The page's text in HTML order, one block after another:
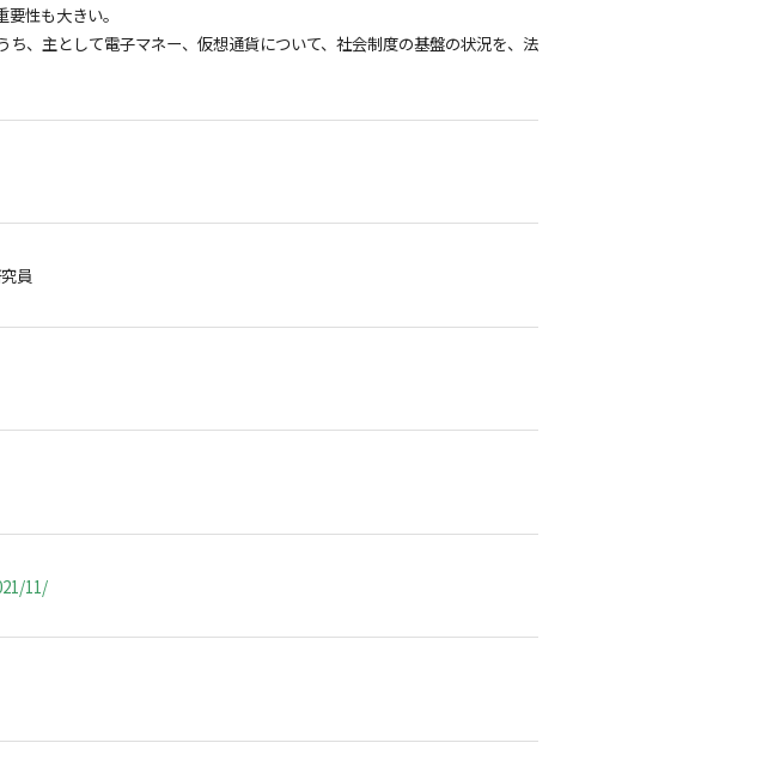
性も大きい。
、主として電子マネー、仮想通貨について、社会制度の基盤の状況を、法
員
11/